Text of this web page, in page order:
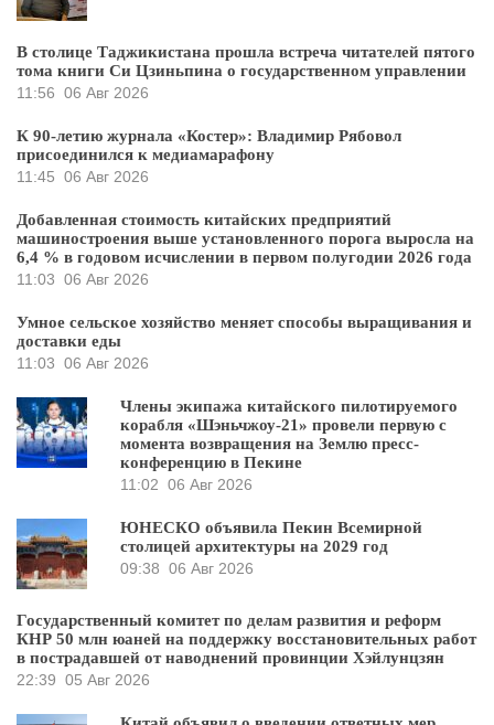
В столице Таджикистана прошла встреча читателей пятого
тома книги Си Цзиньпина о государственном управлении
11:56 06 Авг 2026
К 90-летию журнала «Костер»: Владимир Рябовол
присоединился к медиамарафону
11:45 06 Авг 2026
Добавленная стоимость китайских предприятий
машиностроения выше установленного порога выросла на
6,4 % в годовом исчислении в первом полугодии 2026 года
11:03 06 Авг 2026
Умное сельское хозяйство меняет способы выращивания и
доставки еды
11:03 06 Авг 2026
Члены экипажа китайского пилотируемого
корабля «Шэньчжоу-21» провели первую с
момента возвращения на Землю пресс-
конференцию в Пекине
11:02 06 Авг 2026
ЮНЕСКО объявила Пекин Всемирной
столицей архитектуры на 2029 год
09:38 06 Авг 2026
Государственный комитет по делам развития и реформ
КНР 50 млн юаней на поддержку восстановительных работ
в пострадавшей от наводнений провинции Хэйлунцзян
22:39 05 Авг 2026